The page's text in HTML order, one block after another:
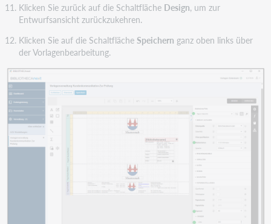
Klicken Sie zurück auf die Schaltfläche Design, um zur
Entwurfsansicht zurückzukehren.
Klicken Sie auf die Schaltfläche Speichern ganz oben links über
der Vorlagenbearbeitung.